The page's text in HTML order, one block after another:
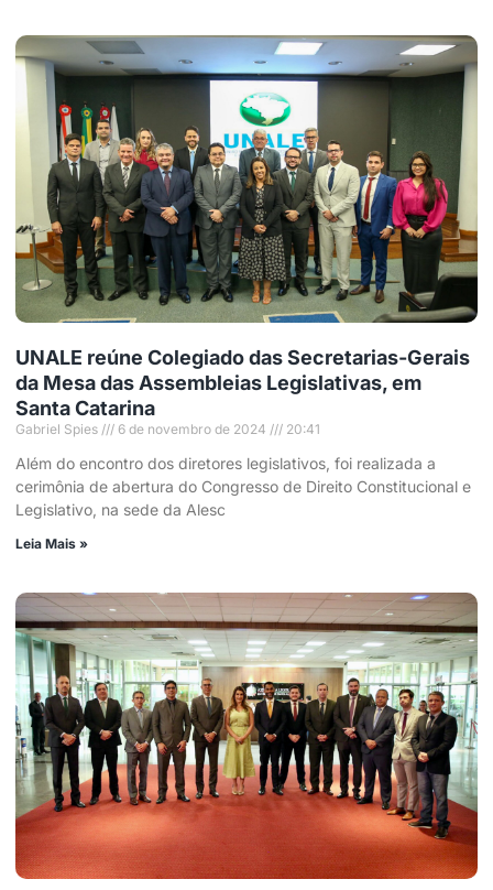
UNALE reúne Colegiado das Secretarias-Gerais
da Mesa das Assembleias Legislativas, em
Santa Catarina
Gabriel Spies 6 de novembro de 2024 20:41
Além do encontro dos diretores legislativos, foi realizada a
cerimônia de abertura do Congresso de Direito Constitucional e
Legislativo, na sede da Alesc
Leia Mais »